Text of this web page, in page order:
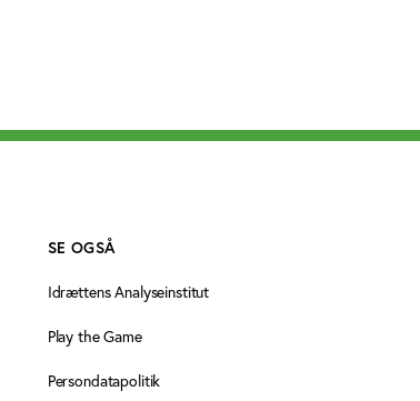
SE OGSÅ
Idrættens Analyseinstitut
Play the Game
Persondatapolitik